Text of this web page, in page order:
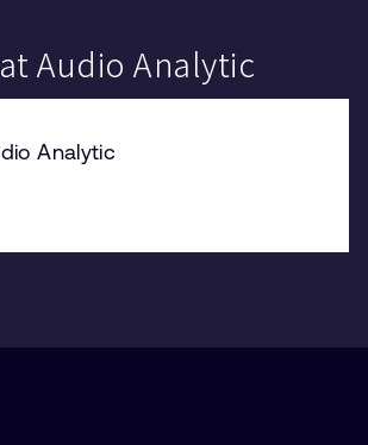
Audio Analytic
Analytic